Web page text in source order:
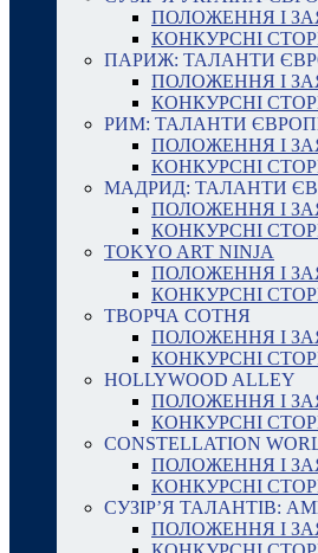
ПОЛОЖЕННЯ І
КОНКУРСНІ
ПАРИЖ: ТАЛАНТИ
ПОЛОЖЕННЯ І
КОНКУРСНІ
РИМ: ТАЛАНТИ
ПОЛОЖЕННЯ І
КОНКУРСНІ
МАДРИД: ТАЛАНТИ
ПОЛОЖЕННЯ І
КОНКУРСНІ
TOKYO ART NINJA
ПОЛОЖЕННЯ І
КОНКУРСНІ
ТВОРЧА СОТНЯ
ПОЛОЖЕННЯ І
КОНКУРСНІ
HOLLYWOOD ALLEY
ПОЛОЖЕННЯ І
КОНКУРСНІ
CONSTELLATION
ПОЛОЖЕННЯ І
КОНКУРСНІ
СУЗІР’Я ТАЛАНТІВ:
ПОЛОЖЕННЯ І